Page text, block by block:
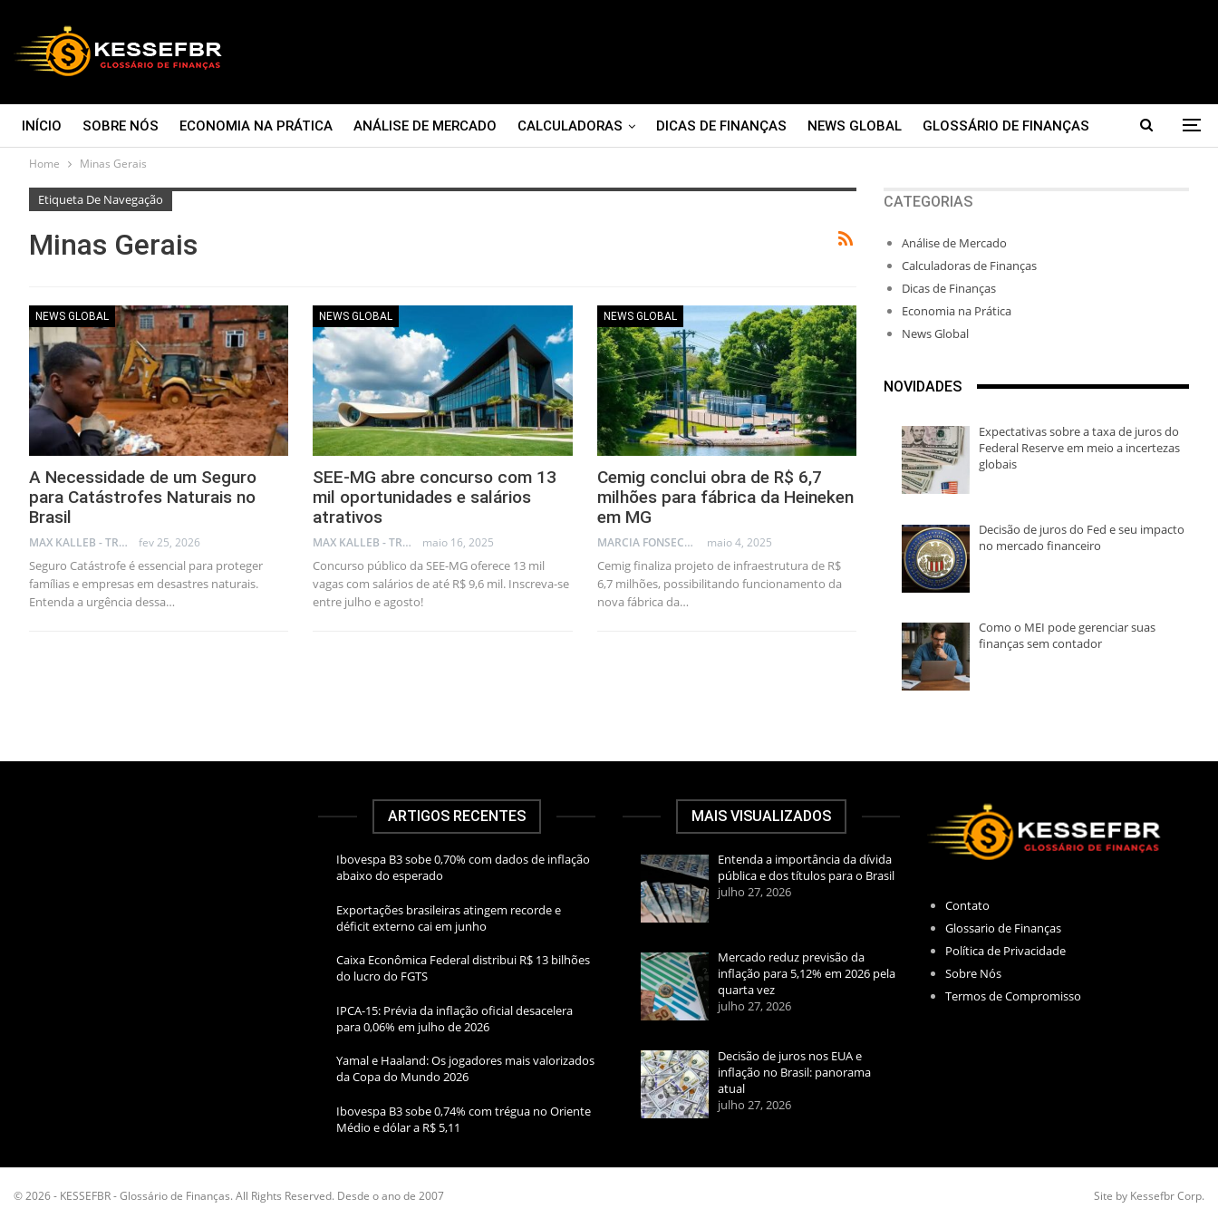
INÍCIO SOBRE NÓS ECONOMIA NA PRÁTICA ANÁLISE DE MERCADO CALCULADORAS DICAS DE FINANÇAS NEWS GLOBAL GLOSSÁRIO DE FINANÇAS
CONTATO
Home Minas Gerais
Etiqueta De Navegação
Minas Gerais
NEWS GLOBAL
A Necessidade de um Seguro
para Catástrofes Naturais no
Brasil
MAX KALLEB - TRADER fev 25, 2026
Seguro Catástrofe é essencial para proteger
famílias e empresas em desastres naturais.
Entenda a urgência dessa…
NEWS GLOBAL
SEE-MG abre concurso com 13
mil oportunidades e salários
atrativos
MAX KALLEB - TRADER maio 16, 2025
Concurso público da SEE-MG oferece 13 mil
vagas com salários de até R$ 9,6 mil. Inscreva-se
entre julho e agosto!
NEWS GLOBAL
Cemig conclui obra de R$ 6,7
milhões para fábrica da Heineken
em MG
MARCIA FONSECA - FINANCIAL CONSULTANT maio 4, 2025
Cemig finaliza projeto de infraestrutura de R$
6,7 milhões, possibilitando funcionamento da
nova fábrica da…
CATEGORIAS
Análise de Mercado
Calculadoras de Finanças
Dicas de Finanças
Economia na Prática
News Global
NOVIDADES
Expectativas sobre a taxa de juros do
Federal Reserve em meio a incertezas
globais
Decisão de juros do Fed e seu impacto
no mercado financeiro
Como o MEI pode gerenciar suas
finanças sem contador
ARTIGOS RECENTES
Ibovespa B3 sobe 0,70% com dados de inflação
abaixo do esperado
Exportações brasileiras atingem recorde e
déficit externo cai em junho
Caixa Econômica Federal distribui R$ 13 bilhões
do lucro do FGTS
IPCA-15: Prévia da inflação oficial desacelera
para 0,06% em julho de 2026
Yamal e Haaland: Os jogadores mais valorizados
da Copa do Mundo 2026
Ibovespa B3 sobe 0,74% com trégua no Oriente
Médio e dólar a R$ 5,11
MAIS VISUALIZADOS
Entenda a importância da dívida
pública e dos títulos para o Brasil
julho 27, 2026
Mercado reduz previsão da
inflação para 5,12% em 2026 pela
quarta vez
julho 27, 2026
Decisão de juros nos EUA e
inflação no Brasil: panorama
atual
julho 27, 2026
Contato
Glossario de Finanças
Política de Privacidade
Sobre Nós
Termos de Compromisso
© 2026 - KESSEFBR - Glossário de Finanças. All Rights Reserved. Desde o ano de 2007 Site by Kessefbr Corp.